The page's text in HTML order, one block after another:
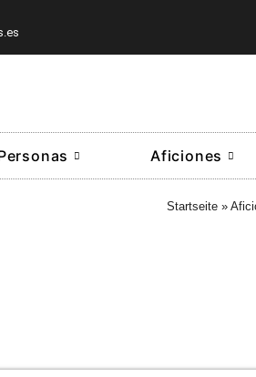
Aficiones
Startseite»